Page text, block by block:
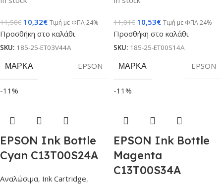
11,58€ 10,32€ Τιμή με ΦΠΑ 24%
Προσθήκη στο καλάθι
SKU: 185-25-ET03V44A
ΜΆΡΚΑ EPSON
11,81€ 10,53€ Τιμή με ΦΠΑ 24%
Προσθήκη στο καλάθι
SKU: 185-25-ET00S14A
ΜΆΡΚΑ EPSON
-11%
EPSON Ink Bottle
Cyan C13T00S24A
Αναλώσιμα, Ink Cartridge,
-11%
EPSON Ink Bottle
Magenta
C13T00S34A